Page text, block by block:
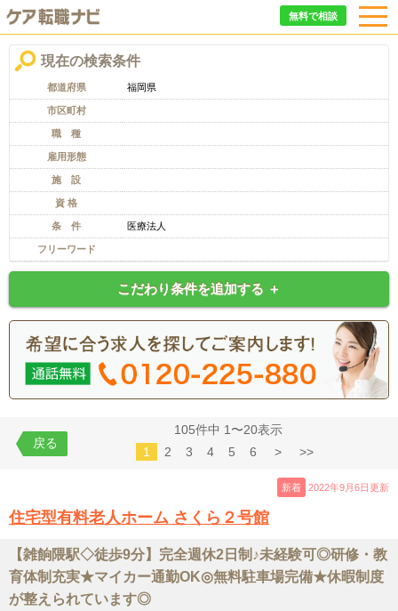
無料で相談
現在の検索条件
都道府県 福岡県
市区町村
職 種
雇用形態
施 設
資 格
条 件 医療法人
フリーワード
こだわり条件を追加する ＋
105件中 1〜20表示
1
2 3 4 5 6 > >>
戻る
新着 2022年9月6日更新
住宅型有料老人ホーム さくら２号館
【雑餉隈駅◇徒歩9分】完全週休2日制♪未経験可◎研修・教
育体制充実★マイカー通勤OK◎無料駐車場完備★休暇制度
が整えられています◎